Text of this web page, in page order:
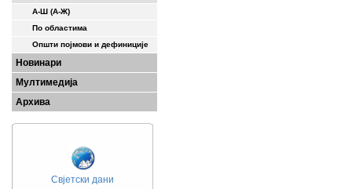
А-Ш (A-Ж)
По областима
Општи појмови и дефиниције
Новинари
Мултимедија
Архива
Свјетски дани